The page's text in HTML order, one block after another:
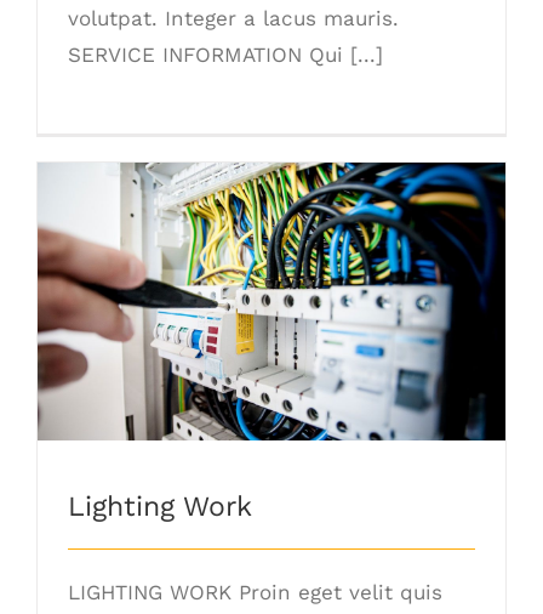
volutpat. Integer a lacus mauris.
SERVICE INFORMATION Qui [...]
Lighting Work
Lighting Work
LIGHTING WORK Proin eget velit quis